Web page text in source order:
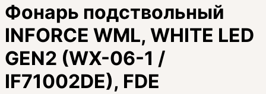
Фонарь подствольный
INFORCE WML, WHITE LED
GEN2 (WX-06-1 /
IF71002DE), FDE